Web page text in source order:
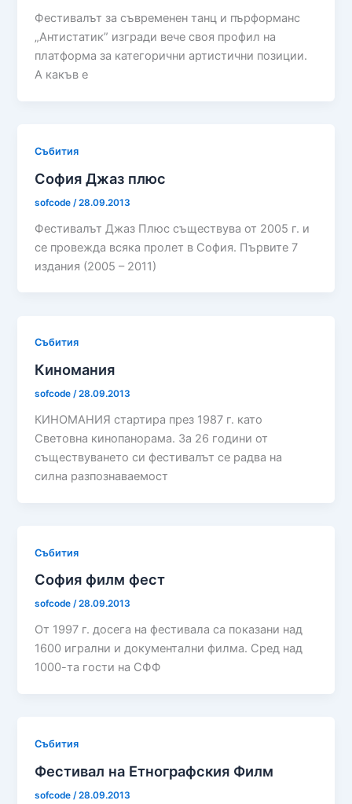
Фестивалът за съвременен танц и пърформанс
„Антистатик” изгради вече своя профил на
платформа за категорични артистични позиции.
А какъв е
Събития
София Джаз плюс
sofcode /28.09.2013
Фестивалът Джаз Плюс съществува от 2005 г. и
се провежда всяка пролет в София. Първите 7
издания (2005 – 2011)
Събития
Киномания
sofcode/28.09.2013
КИНОМАНИЯ стартира през 1987 г. като
Световна кинопанорама. За 26 години от
съществуването си фестивалът се радва на
силна разпознаваемост
Събития
София филм фест
sofcode/28.09.2013
От 1997 г. досега на фестивала са показани над
1600 игрални и документални филма. Сред над
1000-та гости на СФФ
Събития
Фестивал на Етнографския Филм
sofcode /28.09.2013